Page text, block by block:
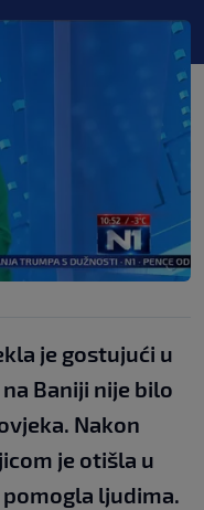
je gostujući u
Baniji nije bilo
Nakon
je otišla u
ljudima.